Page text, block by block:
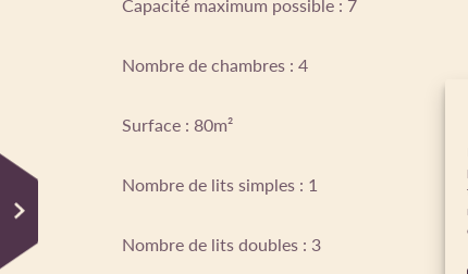
Nombre de chambres : 4
Surface : 80m²
Nombre de lits simples : 1
Nombre de lits doubles : 3